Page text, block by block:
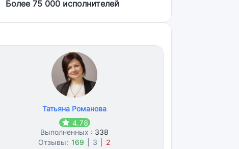
Более 75 000 исполнителей
Татьяна Романова
4.78
Выполненных : 338
Отзывы: 169 3 2